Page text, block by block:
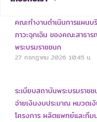
คณะทำงานดำเนินการแผนบ
ภาวะฉุกเฉิน ของคณะสาธา
พระบรมราชชนก
27 กรกฎาคม 2026 10:45 น.
ระเบียบสถาบันพระบรมราช
จ่ายเงินงบประมาณ หมวดเ
โครงการ ผลิตแพทย์และทีม